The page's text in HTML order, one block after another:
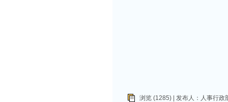
浏览 (1285) | 发布人： 人事行政